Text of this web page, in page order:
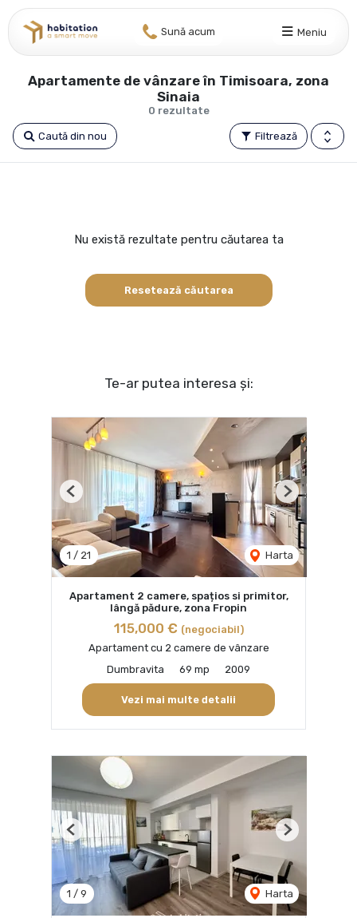
Sună acum Meniu
0 rezultate
Apartamente de vânzare în Timisoara, zona
Sinaia
Filtrează
Caută din nou
Nu există rezultate pentru căutarea ta
Resetează căutarea
Te-ar putea interesa și:
1 / 21 Harta
Previous Next
Apartament 2 camere, spațios si primitor,
lângă pădure, zona Fropin
115,000 € (negociabil)
Apartament cu 2 camere de vânzare
Dumbravita
69 mp 2009
Vezi mai multe detalii
1 / 9 Harta
Previous Next